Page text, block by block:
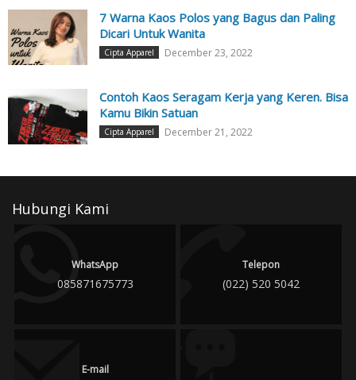
7 Warna Kaos Polos yang Bagus dan Paling
Dicari Untuk Wanita
Cipta Apparel December 23, 2022
Contoh Kaos Seragam Kerja yang Keren. Bisa
Kamu Bikin Satuan
Cipta Apparel December 21, 2022
Hubungi Kami
WhatsApp
085871675773
Telepon
(022) 520 5042
E-mail